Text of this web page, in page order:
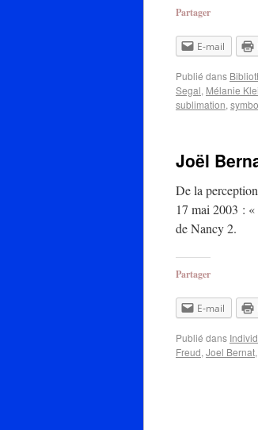
Partager
E-mail
Publié dans
Segal, Mélanie
sublimation,
Joël
De la
17 mai 2003 :
de Nancy 2.
Partager
E-mail
Publié dans
Freud, Joel Bernat,